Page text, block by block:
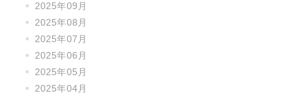
2025年09月
2025年08月
2025年07月
2025年06月
2025年05月
2025年04月